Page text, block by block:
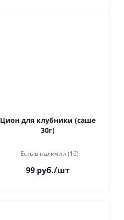
Цион для клубники (саше
30г)
Есть в наличии (16)
99 руб./шт